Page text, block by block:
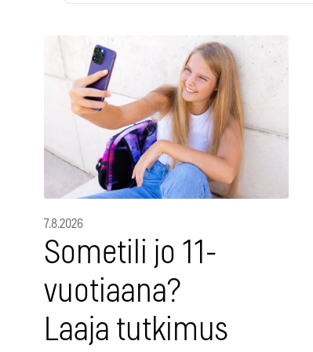
7.8.2026
Sometili jo 11-
vuotiaana?
Laaja tutkimus